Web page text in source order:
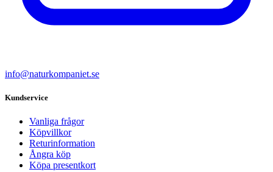
info@naturkompaniet.se
Kundservice
Vanliga frågor
Köpvillkor
Returinformation
Ångra köp
Köpa presentkort